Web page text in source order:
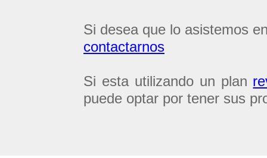
Si desea que lo asistemos
contactarnos
Si esta utilizando un plan
puede optar por tener sus